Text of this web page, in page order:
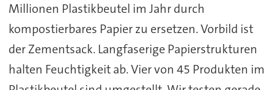
Millionen Plastikbeutel im Jahr durch
kompostierbares Papier zu ersetzen. Vorbild ist
der Zementsack. Langfaserige Papierstrukturen
halten Feuchtigkeit ab. Vier von 45 Produkten im